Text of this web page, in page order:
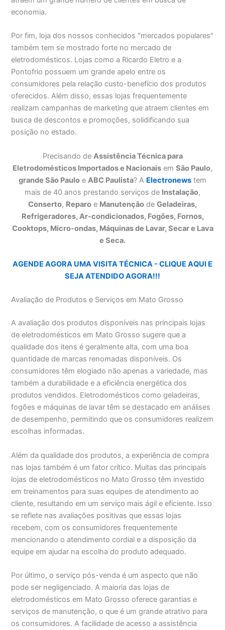
economia.
Por fim, loja dos nossos conhecidos "mercados populares"
também tem se mostrado forte no mercado de
eletrodomésticos. Lojas como a Ricardo Eletro e a
Pontofrio possuem um grande apelo entre os
consumidores pela relação custo-benefício dos produtos
oferecidos. Além disso, essas lojas frequentemente
realizam campanhas de marketing que atraem clientes em
busca de descontos e promoções, solidificando sua
posição no estado.
Precisando de Assistência Técnica para
Eletrodomésticos Importados e Nacionais em São Paulo,
grande São Paulo e ABC Paulista? A Electronews tem
mais de 40 anos prestando serviços de Instalação,
Conserto, Reparo e Manutenção de Geladeiras,
Refrigeradores, Ar-condicionados, Fogões, Fornos,
Cooktops, Micro-ondas, Máquinas de Lavar, Secar e Lava
e Seca.
AGENDE AGORA UMA VISITA TÉCNICA - CLIQUE AQUI E
SEJA ATENDIDO AGORA!!!
Avaliação de Produtos e Serviços em Mato Grosso
A avaliação dos produtos disponíveis nas principais lojas
de eletrodomésticos em Mato Grosso sugere que a
qualidade dos itens é geralmente alta, com uma boa
quantidade de marcas renomadas disponíveis. Os
consumidores têm elogiado não apenas a variedade, mas
também a durabilidade e a eficiência energética dos
produtos vendidos. Eletrodomésticos como geladeiras,
fogões e máquinas de lavar têm se destacado em análises
de desempenho, permitindo que os consumidores realizem
escolhas informadas.
Além da qualidade dos produtos, a experiência de compra
nas lojas também é um fator crítico. Muitas das principais
lojas de eletrodomésticos no Mato Grosso têm investido
em treinamentos para suas equipes de atendimento ao
cliente, resultando em um serviço mais ágil e eficiente. Isso
se reflete nas avaliações positivas que essas lojas
recebem, com os consumidores frequentemente
mencionando o atendimento cordial e a disposição da
equipe em ajudar na escolha do produto adequado.
Por último, o serviço pós-venda é um aspecto que não
pode ser negligenciado. A maioria das lojas de
eletrodomésticos em Mato Grosso oferece garantias e
serviços de manutenção, o que é um grande atrativo para
os consumidores. A facilidade de acesso a assistência